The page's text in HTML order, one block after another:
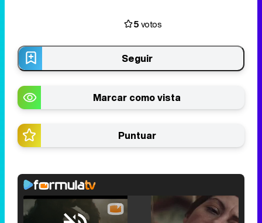
5votos
Seguir
Marcar como vista
Puntuar